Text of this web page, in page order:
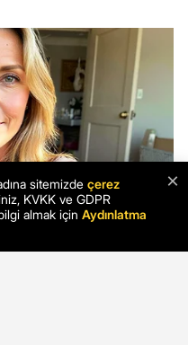
×
sitemizde çerez
KVKK ve GDPR
almak için Aydınlatma